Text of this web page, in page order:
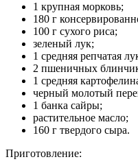
1 крупная морковь;
180 г
100 г сухого риса;
зеленый лук;
1 средняя репчатая
2 пшеничных
1 средняя
черный молотый
1 банка сайры;
растительное масло;
160 г твердого сыра.
Приготовление: